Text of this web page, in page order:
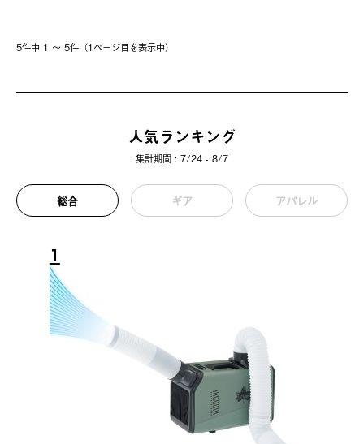
5件中 1 〜 5件（1ページ⽬を表⽰中）
人気ランキング
集計期間 : 7/24 - 8/7
総合 ギア アパレル
1